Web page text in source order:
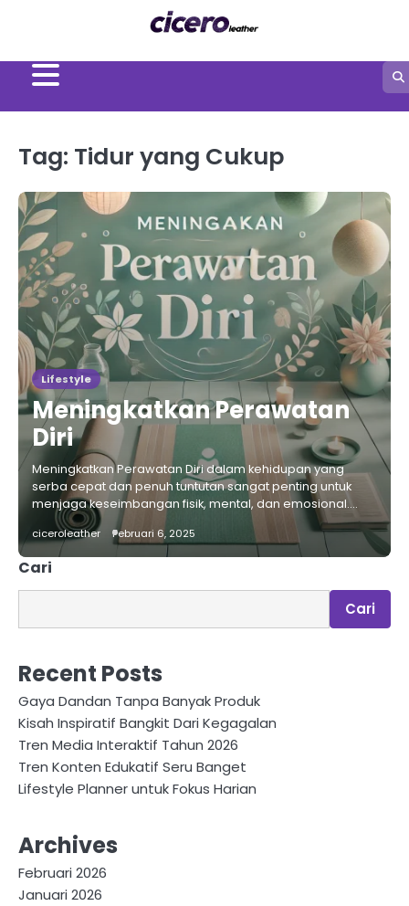
Tag: Tidur yang Cukup
Lifestyle
Meningkatkan Perawatan
Diri
Meningkatkan Perawatan Diri dalam kehidupan yang
serba cepat dan penuh tuntutan sangat penting untuk
menjaga keseimbangan fisik, mental, dan emosional.…
ciceroleather Februari 6, 2025
Cari
Cari
Recent Posts
Gaya Dandan Tanpa Banyak Produk
Kisah Inspiratif Bangkit Dari Kegagalan
Tren Media Interaktif Tahun 2026
Tren Konten Edukatif Seru Banget
Lifestyle Planner untuk Fokus Harian
Archives
Februari 2026
Januari 2026